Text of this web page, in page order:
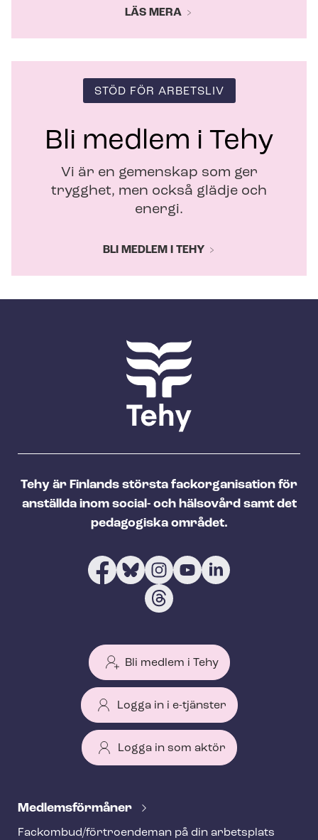
LÄS MERA
STÖD FÖR ARBETSLIV
Bli medlem i Tehy
Vi är en gemenskap som ger
trygghet, men också glädje och
energi.
BLI MEDLEM I TEHY
Tehy är Finlands största fackorganisation för
anställda inom social- och hälsovård samt det
pedagogiska området.
Bli medlem i Tehy
Logga in i e-tjänster
Logga in som aktör
e
Med­lems­för­må­ner
Fackombud/förtroendeman på din arbetsplats